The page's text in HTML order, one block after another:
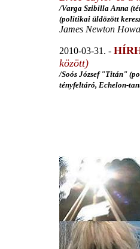
/Varga Szibilla Anna
(politikai üldözött
James Newton
2010-03-31. -
között)
/Soós József "Titán"
tényfeltáró, Echelon-